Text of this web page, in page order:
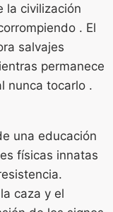
la civilización
. El
salvajes
permanece
nunca tocarlo .
una educación
físicas innatas
caza y el